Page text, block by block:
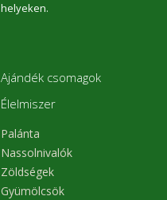
helyeken.
Ajándék csomagok
Élelmiszer
Palánta
Nassolnivalók
Zöldségek
Gyümölcsök